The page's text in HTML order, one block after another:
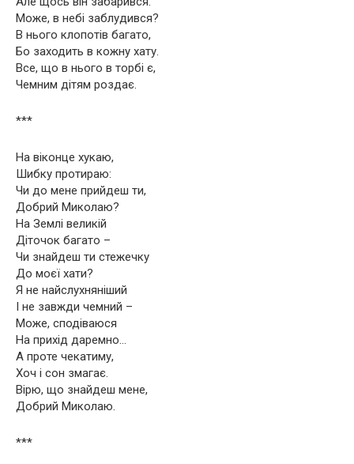
Може, в небі заблудився?
В нього клопотів багато,
Бо заходить в кожну хату.
Все, що в нього в торбі є,
Чемним дітям роздає.
***
На віконце хукаю,
Шибку протираю:
Чи до мене прийдеш ти,
Добрий Миколаю?
На Землі великій
Діточок багато –
Чи знайдеш ти стежечку
До моєї хати?
Я не найслухняніший
І не завжди чемний –
Може, сподіваюся
На прихід даремно…
А проте чекатиму,
Хоч і сон змагає.
Вірю, що знайдеш мене,
Добрий Миколаю.
***